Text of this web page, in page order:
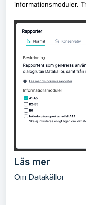
informationsmoduler.
Läs mer
Om Datakällor